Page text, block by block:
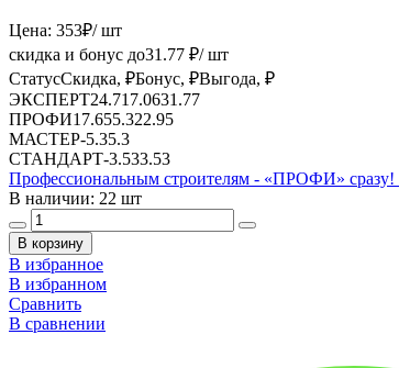
Цена: 353₽/ шт
скидка и бонус до31.77 ₽/ шт
СтатусСкидка, ₽Бонус, ₽Выгода, ₽
ЭКСПЕРТ24.71 7.0631.77
ПРОФИ17.655.322.95
МАСТЕР-5.35.3
СТАНДАРТ-3.533.53
Профессиональным строителям - «ПРОФИ» сразу!
В наличии: 22 шт
В корзину
В избранное
В избранном
Сравнить
В сравнении